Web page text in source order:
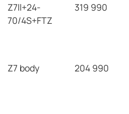
Z7ll+24-
70/4S+FTZ
319 990
Z7 body
204 990